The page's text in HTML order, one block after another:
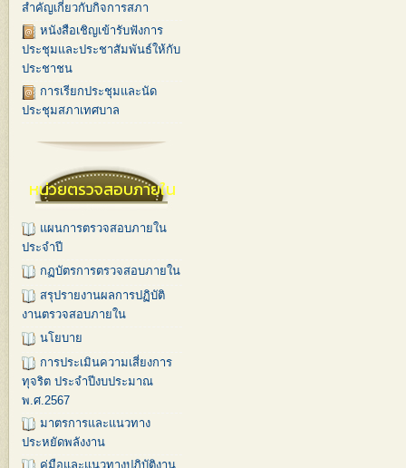
สำคัญเกี่ยวกับกิจการสภา
หนังสือเชิญเข้ารับฟังการ
ประชุมและประชาสัมพันธ์ให้กับ
ประชาชน
การเรียกประชุมและนัด
ประชุมสภาเทศบาล
หน่วยตรวจสอบภายใน
แผนการตรวจสอบภายใน
ประจำปี
กฏบัตรการตรวจสอบภายใน
สรุปรายงานผลการปฏิบัติ
งานตรวจสอบภายใน
นโยบาย
การประเมินความเสี่ยงการ
ทุจริต ประจำปีงบประมาณ
พ.ศ.2567
มาตรการและแนวทาง
ประหยัดพลังงาน
คู่มือและแนวทางปฏิบัติงาน